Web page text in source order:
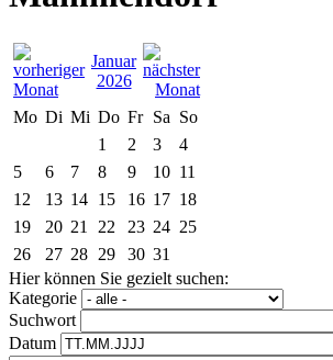
Januar
2026
Mo Di Mi Do Fr Sa So
1
2 3
4
5
6 7 8 9 10 11
12
13 14 15 16 17 18
19
20 21 22 23 24 25
26
27 28 29 30 31
Hier können Sie gezielt suchen:
Kategorie
Suchwort
Datum